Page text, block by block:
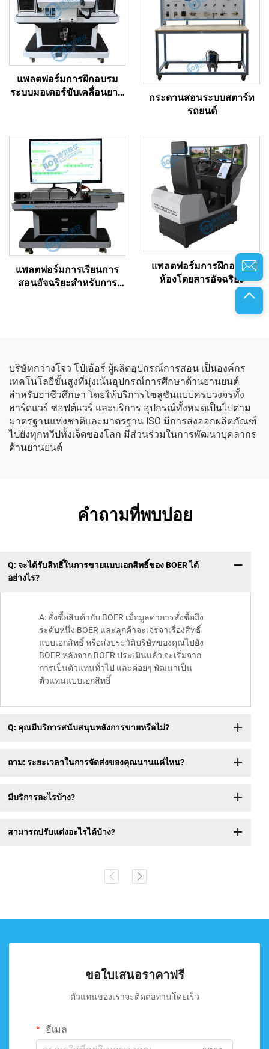
แพลตฟอร์มการฝึกอบรม
ระบบมอเตอร์ขับเคลื่อนยาน
กระดานสอนระบบสตาร์ท
รถยนต์
แพลตฟอร์มการเรียนการ
สอนอัจฉริยะสำหรับการ
แพลตฟอร์มการฝึกอบรม
ห้องโดยสารอัจฉริยะ
บริษัทกว่างโจว โป๋เอ้อร์ ผู้ผลิตอุปกรณ์การสอน เป็นองค์กร
เทคโนโลยีขั้นสูงที่มุ่งเน้นอุปกรณ์การศึกษาด้านยานยนต์
สำหรับอาชีวศึกษา โดยให้บริการโซลูชันแบบครบวงจรทั้ง
ฮาร์ดแวร์ ซอฟต์แวร์ และบริการ อุปกรณ์ทั้งหมดเป็นไปตาม
มาตรฐานแห่งชาติและมาตรฐาน ISO มีการส่งออกผลิตภัณฑ์
ไปยังทุกทวีปทั้งเจ็ดของโลก มีส่วนร่วมในการพัฒนาบุคลากร
ด้านยานยนต์
คำถามที่พบบ่อย
Q: จะได้รับสิทธิ์ในการขายแบบเอกสิทธิ์ของ BOER ได้
อย่างไร?
A: สั่งซื้อสินค้ากับ BOER เมื่อมูลค่าการสั่งซื้อถึง
ระดับหนึ่ง BOER และลูกค้าจะเจรจาเรื่องสิทธิ์
แบบเอกสิทธิ์ หรือส่งประวัติบริษัทของคุณไปยัง
BOER หลังจาก BOER ประเมินแล้ว จะเริ่มจาก
การเป็นตัวแทนทั่วไป และค่อยๆ พัฒนาเป็น
ตัวแทนแบบเอกสิทธิ์
Q: คุณมีบริการสนับสนุนหลังการขายหรือไม่?
ถาม: ระยะเวลาในการจัดส่งของคุณนานแค่ไหน?
มีบริการอะไรบ้าง?
สามารถปรับแต่งอะไรได้บ้าง?
ขอใบเสนอราคาฟรี
ตัวแทนของเราจะติดต่อท่านโดยเร็ว
อีเมล